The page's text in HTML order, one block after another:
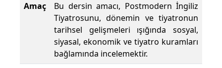
Amaç
Bu dersin amacı, Postmodern İngiliz
Tiyatrosunu, dönemin ve tiyatronun
tarihsel gelişmeleri ışığında sosyal,
siyasal, ekonomik ve tiyatro kuramları
bağlamında incelemektir.